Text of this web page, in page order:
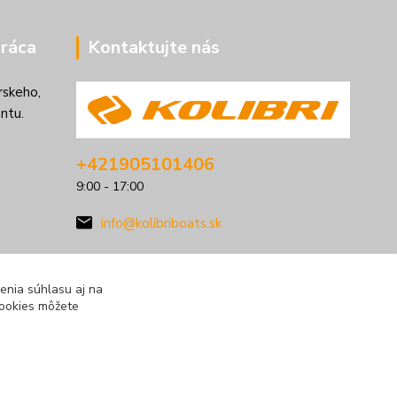
Kontaktujte nás
+421905101406
9:00 - 17:00
info@kolibriboats.sk
súhlasu aj na
môžete